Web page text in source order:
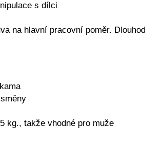
s dílci
na hlavní pracovní poměr.
kg., takže vhodné pro muže